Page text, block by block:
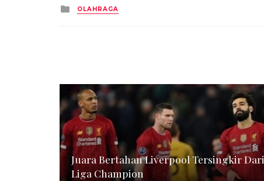
Posted
in
OLAHRAGA
Juara Bertahan Liverpool Tersingkir Dari
Liga Champion